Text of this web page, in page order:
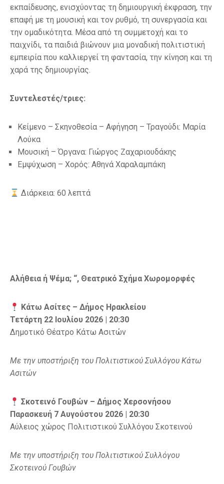
εκπαίδευσης, ενισχύοντας τη δημιουργική έκφραση, την
επαφή με τη μουσική και τον ρυθμό, τη συνεργασία και
την ομαδικότητα. Μέσα από τη συμμετοχή και το
παιχνίδι, τα παιδιά βιώνουν μια μοναδική πολιτιστική
εμπειρία που καλλιεργεί τη φαντασία, την κίνηση και τη
χαρά της δημιουργίας.
Συντελεστές/τριες:
Κείμενο – Σκηνοθεσία – Αφήγηση – Τραγούδι: Μαρία
Λούκα
Μουσική – Όργανα: Γιώργος Ζαχαριουδάκης
Εμψύχωση – Χορός: Αθηνά Χαραλαμπάκη
Διάρκεια: 60 λεπτά
Αλήθεια ή Ψέμα; “, Θεατρικό Σχήμα Χωρομορφές
Κάτω Ασίτες – Δήμος Ηρακλείου
Τετάρτη 22 Ιουλίου 2026 | 20:30
Δημοτικό Θέατρο Κάτω Ασιτών
Με την υποστήριξη του Πολιτιστικού Συλλόγου Κάτω
Ασιτών
Σκοτεινό Γουβών – Δήμος Χερσονήσου
Παρασκευή 7 Αυγούστου 2026 | 20:30
Αύλειος χώρος Πολιτιστικού Συλλόγου Σκοτεινού
Με την υποστήριξη του Πολιτιστικού Συλλόγου
Σκοτεινού Γουβών